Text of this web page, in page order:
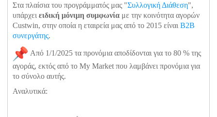
Στα πλαίσια του προγράμματός μας "Συλλογική Διάθεση",
υπάρχει ειδική μόνιμη συμφωνία με την κοινότητα αγορών
Custwin, στην οποία η εταιρεία μας από το 2015 είναι B2B
συνεργάτης.
Από 1/1/2025 τα προνόμια αποδίδονται για το 80 % της
αγοράς, εκτός από το My Market που λαμβάνει προνόμια για
το σύνολο αυτής.
Αναλυτικά: